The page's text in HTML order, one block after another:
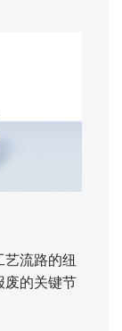
流路的纽
废的关键节